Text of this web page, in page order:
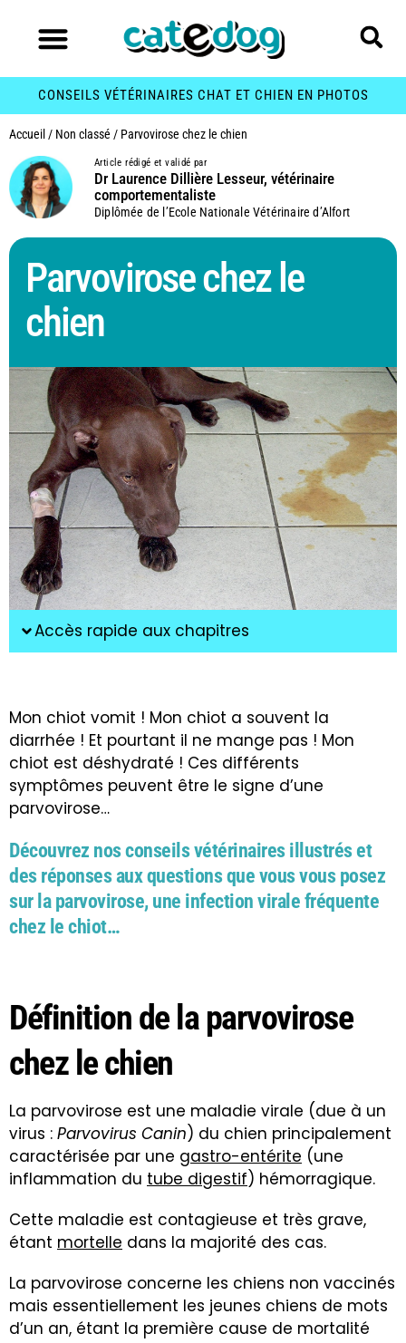
CONSEILS VÉTÉRINAIRES CHAT ET CHIEN EN PHOTOS
Accueil / Non classé / Parvovirose chez le chien
Article rédigé et validé par
Dr Laurence Dillière Lesseur, vétérinaire
comportementaliste
Diplômée de l’Ecole Nationale Vétérinaire d’Alfort
Parvovirose chez le
chien
Accès rapide aux chapitres
Mon chiot vomit ! Mon chiot a souvent la
diarrhée ! Et pourtant il ne mange pas ! Mon
chiot est déshydraté ! Ces différents
symptômes peuvent être le signe d’une
parvovirose…
Découvrez nos conseils vétérinaires illustrés et
des réponses aux questions que vous vous posez
sur la parvovirose, une infection virale fréquente
chez le chiot…
Définition de la parvovirose
chez le chien
La parvovirose est une maladie virale (due à un
virus : Parvovirus Canin) du chien principalement
caractérisée par une gastro-entérite (une
inflammation du tube digestif) hémorragique.
Cette maladie est contagieuse et très grave,
étant mortelle dans la majorité des cas.
La parvovirose concerne les chiens non vaccinés
mais essentiellement les jeunes chiens de mots
d’un an, étant la première cause de mortalité